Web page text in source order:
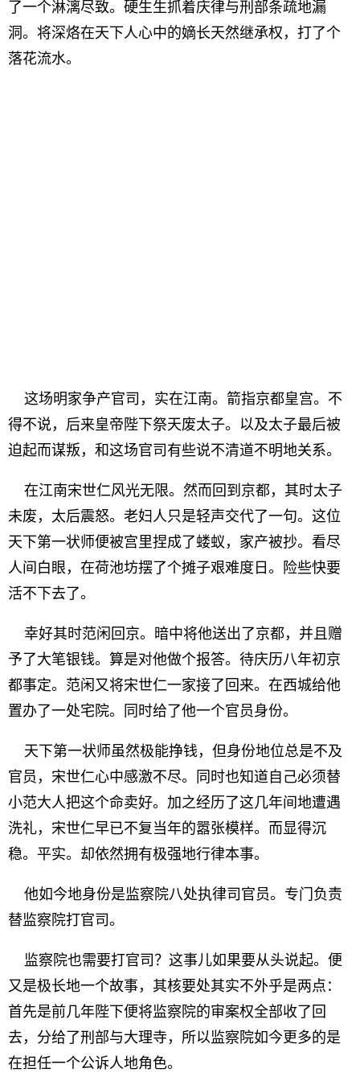
了一个淋漓尽致。硬生生抓着庆律与刑部条疏地漏
洞。将深烙在天下人心中的嫡长天然继承权，打了个
落花流水。
这场明家争产官司，实在江南。箭指京都皇宫。不
得不说，后来皇帝陛下祭天废太子。以及太子最后被
迫起而谋叛，和这场官司有些说不清道不明地关系。
在江南宋世仁风光无限。然而回到京都，其时太子
未废，太后震怒。老妇人只是轻声交代了一句。这位
天下第一状师便被宫里捏成了蝼蚁，家产被抄。看尽
人间白眼，在荷池坊摆了个摊子艰难度日。险些快要
活不下去了。
幸好其时范闲回京。暗中将他送出了京都，并且赠
予了大笔银钱。算是对他做个报答。待庆历八年初京
都事定。范闲又将宋世仁一家接了回来。在西城给他
置办了一处宅院。同时给了他一个官员身份。
天下第一状师虽然极能挣钱，但身份地位总是不及
官员，宋世仁心中感激不尽。同时也知道自己必须替
小范大人把这个命卖好。加之经历了这几年间地遭遇
洗礼，宋世仁早已不复当年的嚣张模样。而显得沉
稳。平实。却依然拥有极强地行律本事。
他如今地身份是监察院八处执律司官员。专门负责
替监察院打官司。
监察院也需要打官司？这事儿如果要从头说起。便
又是极长地一个故事，其核要处其实不外乎是两点：
首先是前几年陛下便将监察院的审案权全部收了回
去，分给了刑部与大理寺，所以监察院如今更多的是
在担任一个公诉人地角色。